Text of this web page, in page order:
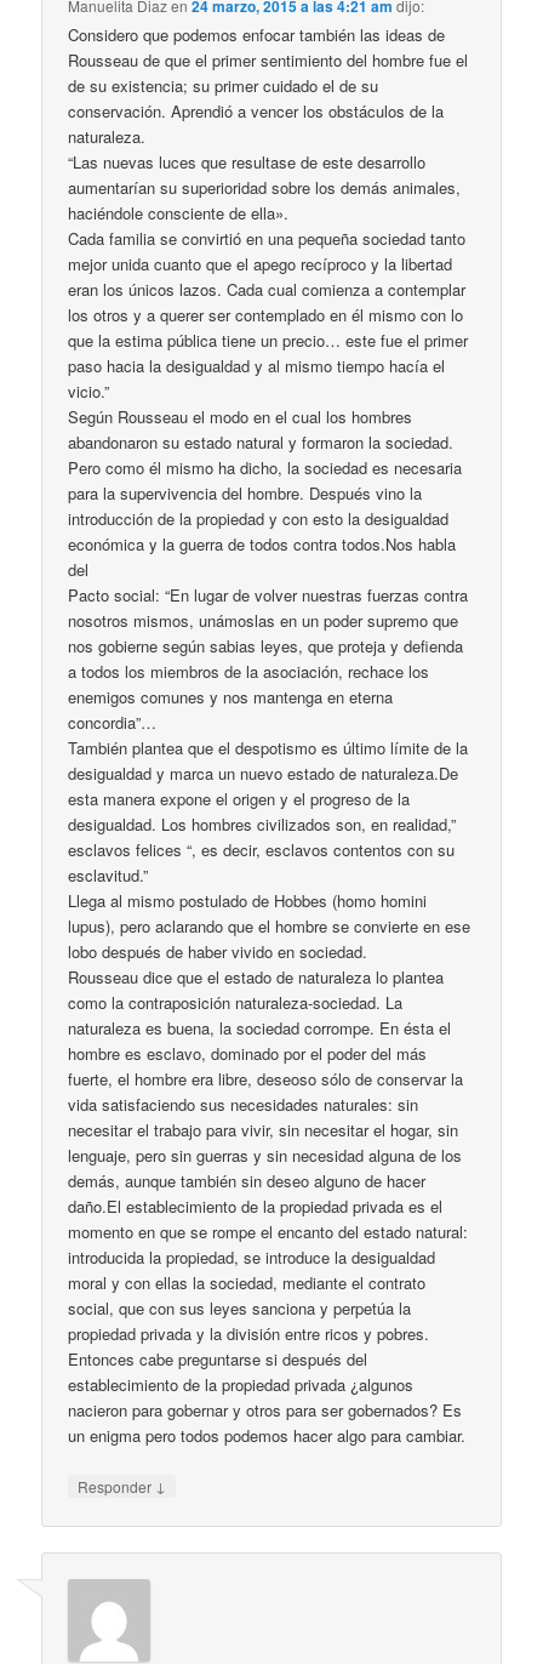
Manuelita Diazen24 marzo, 2015 a las 4:21 am dijo:
Considero que podemos enfocar también las ideas de
Rousseau de que el primer sentimiento del hombre fue el
de su existencia; su primer cuidado el de su
conservación. Aprendió a vencer los obstáculos de la
naturaleza.
“Las nuevas luces que resultase de este desarrollo
aumentarían su superioridad sobre los demás animales,
haciéndole consciente de ella».
Cada familia se convirtió en una pequeña sociedad tanto
mejor unida cuanto que el apego recíproco y la libertad
eran los únicos lazos. Cada cual comienza a contemplar
los otros y a querer ser contemplado en él mismo con lo
que la estima pública tiene un precio… este fue el primer
paso hacia la desigualdad y al mismo tiempo hacía el
vicio.”
Según Rousseau el modo en el cual los hombres
abandonaron su estado natural y formaron la sociedad.
Pero como él mismo ha dicho, la sociedad es necesaria
para la supervivencia del hombre. Después vino la
introducción de la propiedad y con esto la desigualdad
económica y la guerra de todos contra todos.Nos habla
del
Pacto social: “En lugar de volver nuestras fuerzas contra
nosotros mismos, unámoslas en un poder supremo que
nos gobierne según sabias leyes, que proteja y defienda
a todos los miembros de la asociación, rechace los
enemigos comunes y nos mantenga en eterna
concordia”…
También plantea que el despotismo es último límite de la
desigualdad y marca un nuevo estado de naturaleza.De
esta manera expone el origen y el progreso de la
desigualdad. Los hombres civilizados son, en realidad,”
esclavos felices “, es decir, esclavos contentos con su
esclavitud.”
Llega al mismo postulado de Hobbes (homo homini
lupus), pero aclarando que el hombre se convierte en ese
lobo después de haber vivido en sociedad.
Rousseau dice que el estado de naturaleza lo plantea
como la contraposición naturaleza-sociedad. La
naturaleza es buena, la sociedad corrompe. En ésta el
hombre es esclavo, dominado por el poder del más
fuerte, el hombre era libre, deseoso sólo de conservar la
vida satisfaciendo sus necesidades naturales: sin
necesitar el trabajo para vivir, sin necesitar el hogar, sin
lenguaje, pero sin guerras y sin necesidad alguna de los
demás, aunque también sin deseo alguno de hacer
daño.El establecimiento de la propiedad privada es el
momento en que se rompe el encanto del estado natural:
introducida la propiedad, se introduce la desigualdad
moral y con ellas la sociedad, mediante el contrato
social, que con sus leyes sanciona y perpetúa la
propiedad privada y la división entre ricos y pobres.
Entonces cabe preguntarse si después del
establecimiento de la propiedad privada ¿algunos
nacieron para gobernar y otros para ser gobernados? Es
un enigma pero todos podemos hacer algo para cambiar.
Responder ↓